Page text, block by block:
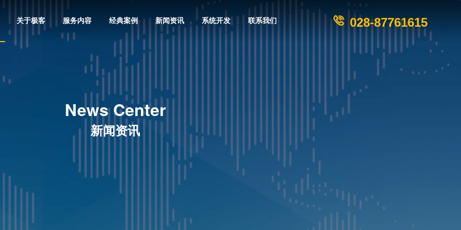
关于极客 服务内容 经典案例 新闻资讯 系统开发 联系我们 028-87761615
News Center
新闻资讯